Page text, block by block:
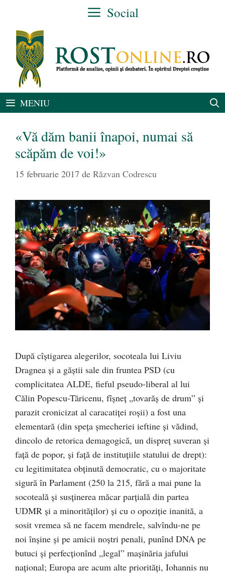
conținut
Social
MENIU
«Vă dăm banii înapoi, numai să
scăpăm de voi!»
15 februarie 2017 de Răzvan Codrescu
După cîștigarea alegerilor, socoteala lui Liviu
Dragnea și a găștii sale din fruntea PSD (cu
complicitatea ALDE, fieful pseudo-liberal al lui
Călin Popescu-Tăricenu, fîșneț „tovarăș de drum” și
parazit cronicizat al caracatiței roșii) a fost una
elementară (din speța șmecheriei ieftine și vădind,
dincolo de retorica demagogică, un dispreț suveran și
față de popor, și față de instituțiile statului de drept):
cu legitimitatea obținută democratic, cu o majoritate
sigură în Parlament (250 la 215, fără a mai pune la
socoteală și susținerea măcar parțială din partea
UDMR și a minorităților) și cu o opoziție inanită, a
sosit vremea să ne facem mendrele, salvîndu-ne pe
noi înșine și pe amicii noștri penali, punînd DNA pe
butuci și perfecționînd „legal” mașinăria jafului
național; Europa are acum alte priorități, Iohannis nu